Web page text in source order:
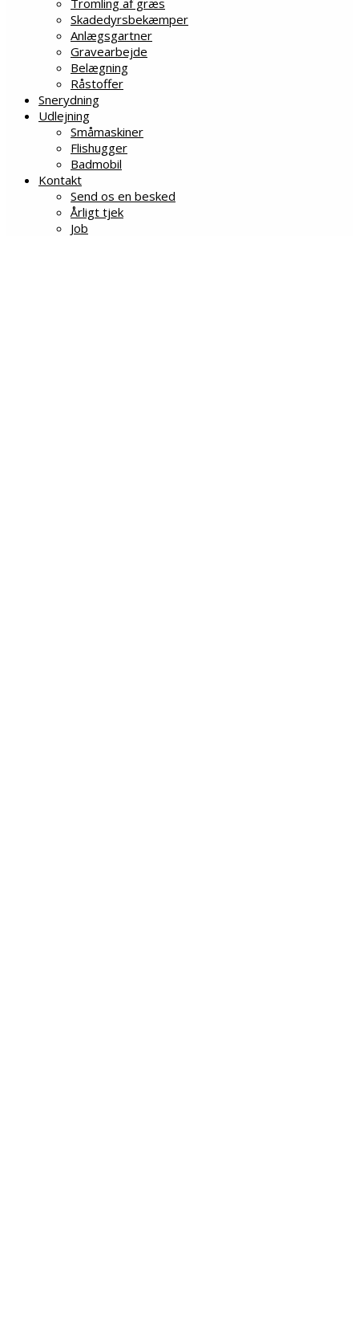
Tromling af græs
Skadedyrsbekæmper
Anlægsgartner
Gravearbejde
Belægning
Råstoffer
Snerydning
Udlejning
Småmaskiner
Flishugger
Badmobil
Kontakt
Send os en besked
Årligt tjek
Job